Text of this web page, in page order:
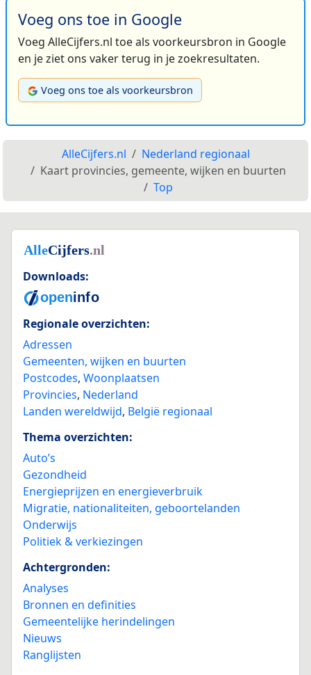
Voeg ons toe in Google
Voeg AlleCijfers.nl toe als voorkeursbron in Google
en je ziet ons vaker terug in je zoekresultaten.
Voeg ons toe als voorkeursbron
AlleCijfers.nl
Nederland regionaal
Kaart provincies, gemeente, wijken en buurten
Top
Downloads:
Regionale overzichten:
Adressen
Gemeenten, wijken en buurten
Postcodes, Woonplaatsen
Provincies, Nederland
Landen wereldwijd, België regionaal
Thema overzichten:
Auto’s
Gezondheid
Energieprijzen en energieverbruik
Migratie, nationaliteiten, geboortelanden
Onderwijs
Politiek & verkiezingen
Achtergronden:
Analyses
Bronnen en definities
Gemeentelijke herindelingen
Nieuws
Ranglijsten